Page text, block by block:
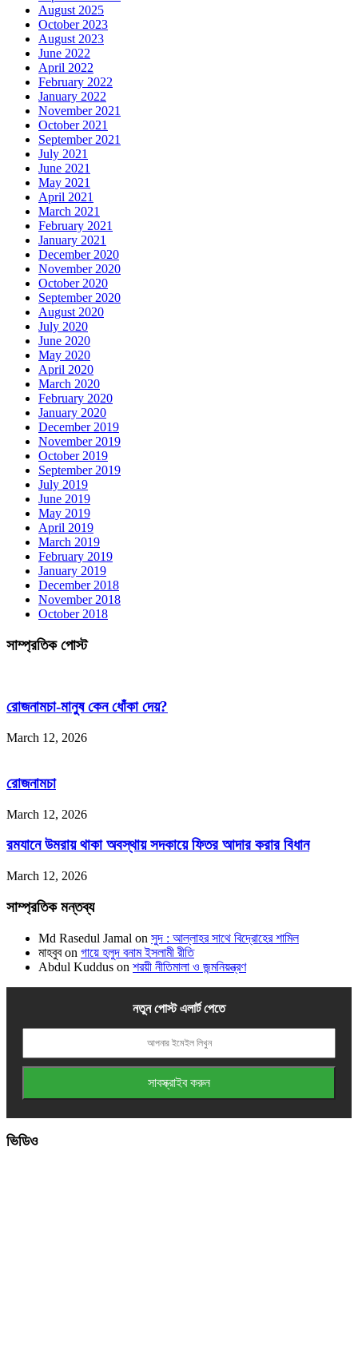
August 2025
October 2023
August 2023
June 2022
April 2022
February 2022
January 2022
November 2021
October 2021
September 2021
July 2021
June 2021
May 2021
April 2021
March 2021
February 2021
January 2021
December 2020
November 2020
October 2020
September 2020
August 2020
July 2020
June 2020
May 2020
April 2020
March 2020
February 2020
January 2020
December 2019
November 2019
October 2019
September 2019
July 2019
June 2019
May 2019
April 2019
March 2019
February 2019
January 2019
December 2018
November 2018
October 2018
সাম্প্রতিক পোস্ট
রোজনামচা-মানুষ কেন ধোঁকা দেয়?
March 12, 2026
রোজনামচা
March 12, 2026
রমযানে উমরায় থাকা অবস্থায় সদকায়ে ফিতর আদার করার বিধান
March 12, 2026
সাম্প্রতিক মন্তব্য
Md Rasedul Jamal on সুদ : আল্লাহর সাথে বিদ্রোহের শামিল
মাহবুবon গায়ে হলুদ বনাম ইসলামী রীতি
Abdul Kuddus on শরয়ী নীতিমালা ও জন্মনিয়ন্ত্রণ
নতুন পোস্ট এলার্ট পেতে
ভিডিও